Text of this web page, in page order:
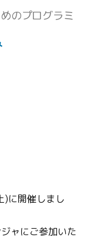
のプログラミ
)に開催しまし
ャにご参加いた